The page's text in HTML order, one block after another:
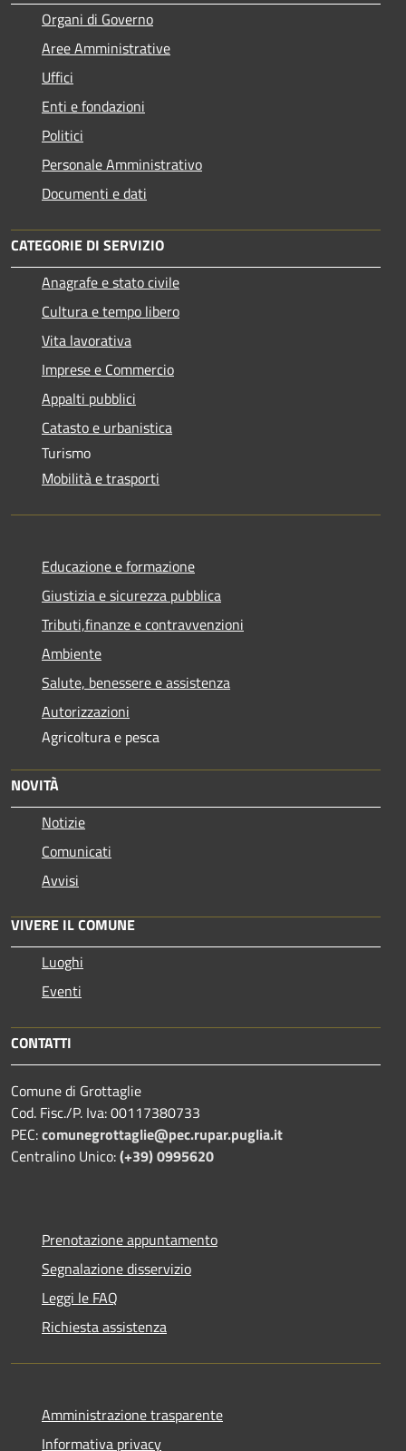
Organi di Governo
Aree Amministrative
Uffici
Enti e fondazioni
Politici
Personale Amministrativo
Documenti e dati
CATEGORIE DI SERVIZIO
Anagrafe e stato civile
Cultura e tempo libero
Vita lavorativa
Imprese e Commercio
Appalti pubblici
Catasto e urbanistica
Turismo
Mobilità e trasporti
Educazione e formazione
Giustizia e sicurezza pubblica
Tributi,finanze e contravvenzioni
Ambiente
Salute, benessere e assistenza
Autorizzazioni
Agricoltura e pesca
NOVITÀ
Notizie
Comunicati
Avvisi
VIVERE IL COMUNE
Luoghi
Eventi
CONTATTI
Comune di Grottaglie
Cod. Fisc./P. Iva: 00117380733
PEC:comunegrottaglie@pec.rupar.puglia.it
Centralino Unico:(+39) 0995620
Prenotazione appuntamento
Segnalazione disservizio
Leggi le FAQ
Richiesta assistenza
Amministrazione trasparente
Informativa privacy